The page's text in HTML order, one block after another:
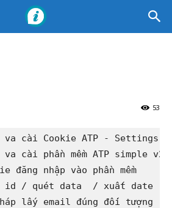
53
va cài Cookie ATP -
va cài phần mềm ATP simple v2
đăng nhập vào phần mềm
id / quét data  / xuất date
pháp lấy email đúng đối tượng -